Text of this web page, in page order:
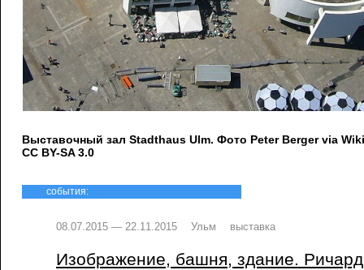
Выставочный зал Stadthaus Ulm. Фото Peter Berger via
CC BY-SA 3.0
события:
08.07.2015 — 22.11.2015 Ульм выставка
Изображение, башня, здание.